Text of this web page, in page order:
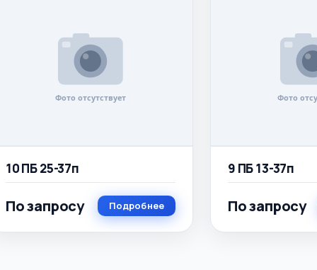
10 ПБ 25-37п
По запросу Подробнее
9 ПБ 13-37п
По запросу